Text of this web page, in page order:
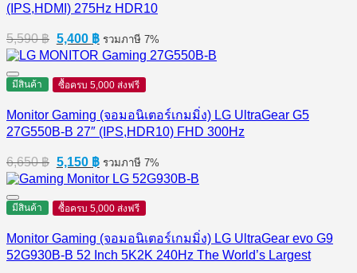
(IPS,HDMI) 275Hz HDR10
5,590฿ Original
price
was:
5,590 ฿.
5,400 ฿Current
price
is:
5,400 ฿.
รวมภาษี 7%
มีสินค้า ซื้อครบ 5,000 ส่งฟรี
Monitor Gaming (จอมอนิเตอร์เกมมิ่ง) LG UltraGear G5
27G550B-B 27″ (IPS,HDR10) FHD 300Hz
6,650฿ Original
price
was:
6,650 ฿.
5,150 ฿Current
price
is:
5,150 ฿.
รวมภาษี 7%
มีสินค้า ซื้อครบ 5,000 ส่งฟรี
Monitor Gaming (จอมอนิเตอร์เกมมิ่ง) LG UltraGear evo G9
52G930B-B 52 Inch 5K2K 240Hz The World’s Largest